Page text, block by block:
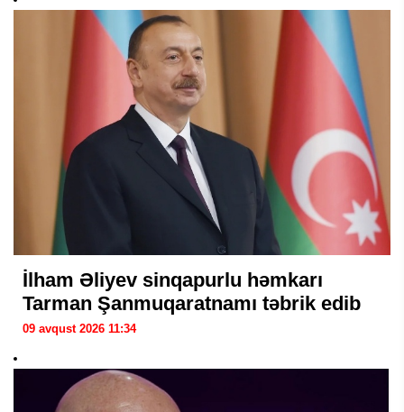
İlham Əliyev sinqapurlu həmkarı
Tarman Şanmuqaratnamı təbrik edib
09 avqust 2026 11:34